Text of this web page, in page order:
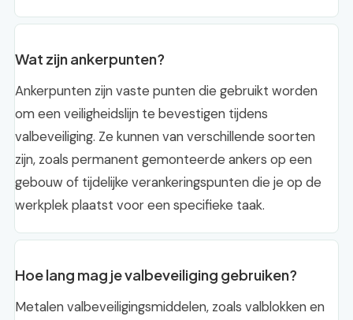
Wat zijn ankerpunten?
Ankerpunten zijn vaste punten die gebruikt worden
om een veiligheidslijn te bevestigen tijdens
valbeveiliging. Ze kunnen van verschillende soorten
zijn, zoals permanent gemonteerde ankers op een
gebouw of tijdelijke verankeringspunten die je op de
werkplek plaatst voor een specifieke taak.
Hoe lang mag je valbeveiliging gebruiken?
Metalen valbeveiligingsmiddelen, zoals valblokken en